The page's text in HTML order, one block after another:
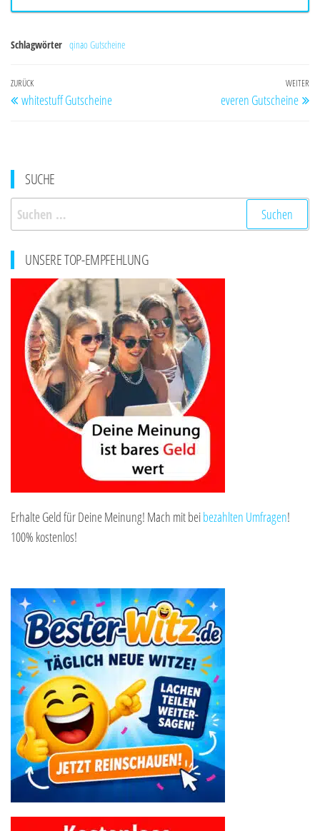
Schlagwörter qinao Gutscheine
Beitragsnavigation
Vorheriger
Beitrag
ZURÜCK
whitestuff Gutscheine
WEITER
everen Gutscheine
SUCHE
Suchen
nach:
UNSERE TOP-EMPFEHLUNG
Erhalte Geld für Deine Meinung! Mach mit beibezahlten Umfragen!
100% kostenlos!